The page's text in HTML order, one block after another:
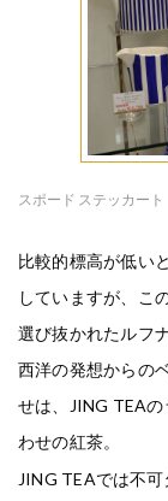
スポード ステッカート
比較的標高が低い
していますが、こ
選び抜かれたルフ
西洋の発想からの
せは、JING TEA
わせの紅茶。
JING TEAでは不可